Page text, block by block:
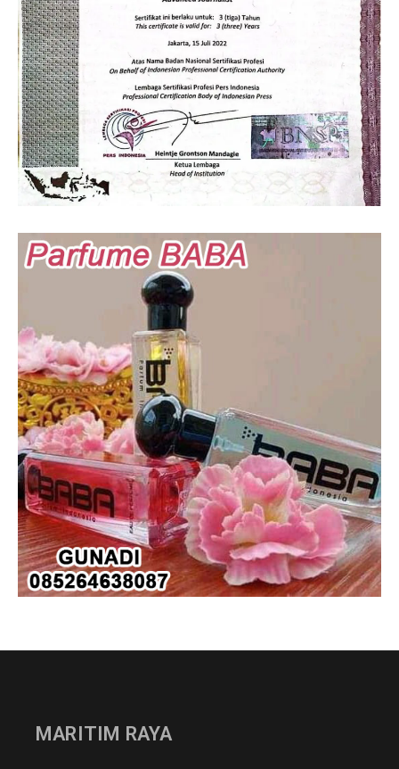
MARITIM RAYA